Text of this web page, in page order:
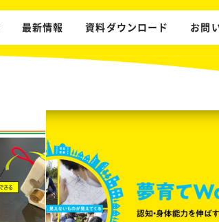
最新情報 資料ダウンロード お問